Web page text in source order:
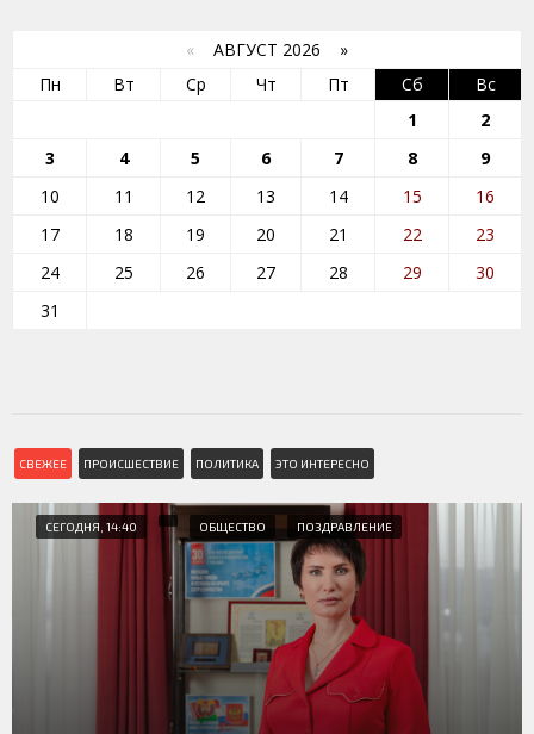
« АВГУСТ 2026 »
Пн
Вт Ср Чт Пт Сб
Вс
1
2
3
4 5 6 7 8
9
10
11 12 13 14 15
16
17
18 19 20 21 22
23
24
25 26 27 28 29
30
31
СВЕЖЕЕ ПРОИСШЕСТВИЕ ПОЛИТИКА ЭТО ИНТЕРЕСНО
СЕГОДНЯ, 14:40 ОБЩЕСТВО ПОЗДРАВЛЕНИЕ